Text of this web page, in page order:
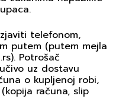
telefonom,
putem (putem mejla
Potrošač
uz dostavu
o kupljenoj robi,
računa, slip